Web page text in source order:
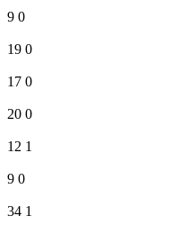
9 0
19 0
17 0
20 0
12 1
9 0
34 1